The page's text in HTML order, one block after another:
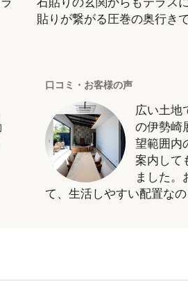
貼りが繋がる圧巻の奥行きで
口コミ・お客様の声
広い土地
の伊勢崎
望範囲内
案内して
ました。
て、生活しやすい配置なの